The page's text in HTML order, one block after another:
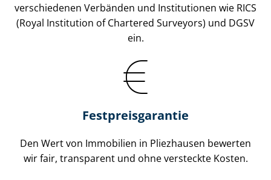
verschiedenen Verbänden und Institutionen wie RICS
(Royal Institution of Chartered Surveyors) und DGSV
ein.
Festpreis​garantie
Den Wert von Immobilien in Pliezhausen bewerten
wir fair, transparent und ohne versteckte Kosten.